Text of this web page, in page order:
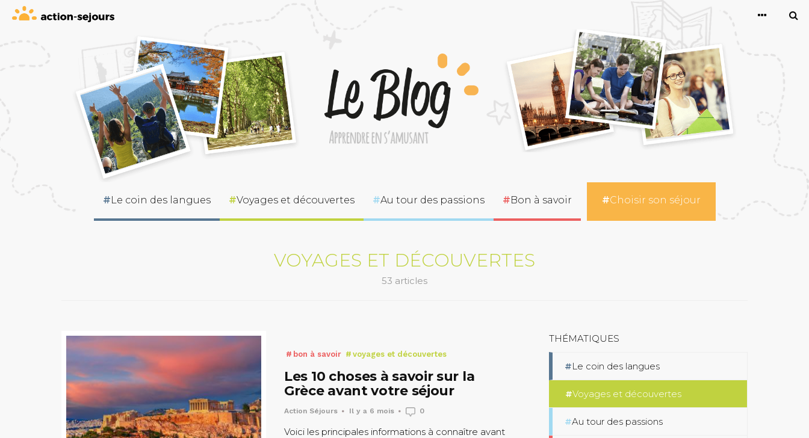
Le coin des langues Voyages et découvertes Au tour des passions Bon à savoir Choisir son séjour
VOYAGES ET DÉCOUVERTES
53 articles
bon à savoir voyages et découvertes
Les 10 choses à savoir sur la
Grèce avant votre séjour
Action Séjours Il y a 6 mois 0
Voici les principales informations à connaître avant
THÉMATIQUES
Le coin des langues
Voyages et découvertes
Au tour des passions